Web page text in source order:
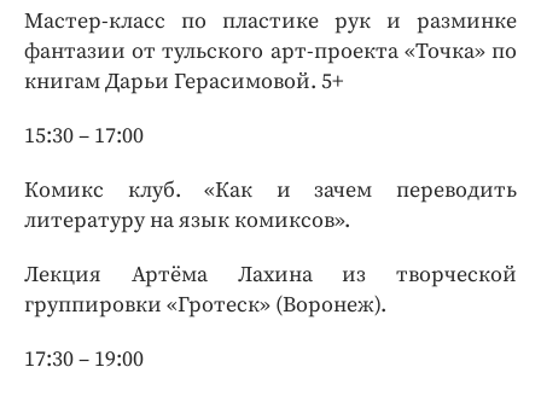
Мастер-класс по пластике рук и разминке
фантазии от тульского арт-проекта «Точка» по
книгам Дарьи Герасимовой. 5+
15:30 – 17:00
Комикс клуб. «Как и зачем переводить
литературу на язык комиксов».
Лекция Артёма Лахина из творческой
группировки «Гротеск» (Воронеж).
17:30 – 19:00